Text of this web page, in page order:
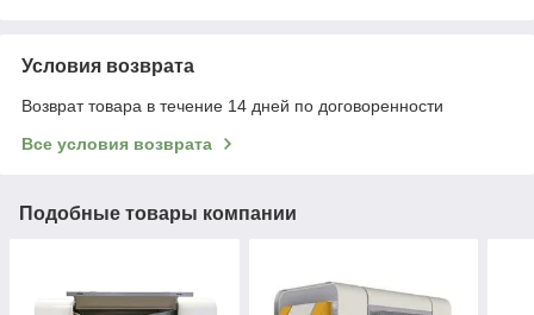
Условия возврата
Возврат товара в течение 14 дней по договоренности
Все условия возврата
Подобные товары компании